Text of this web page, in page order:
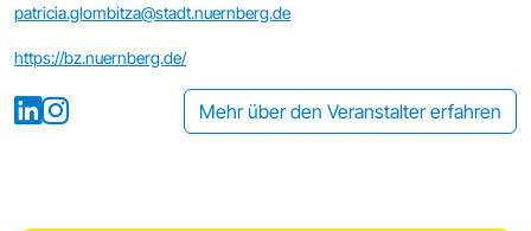
patricia.glombitza@stadt.nuernberg.de
https://bz.nuernberg.de/
Mehr über den Veranstalter erfahren